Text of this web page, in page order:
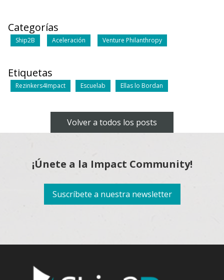
Categorías
Ship2B Aceleración Venture Philanthropy
Etiquetas
Rezinkers4Impact Escuelab Ellas lo Bordan
Volver a todos los posts
¡Únete a la Impact Community!
Suscríbete a nuestra newsletter